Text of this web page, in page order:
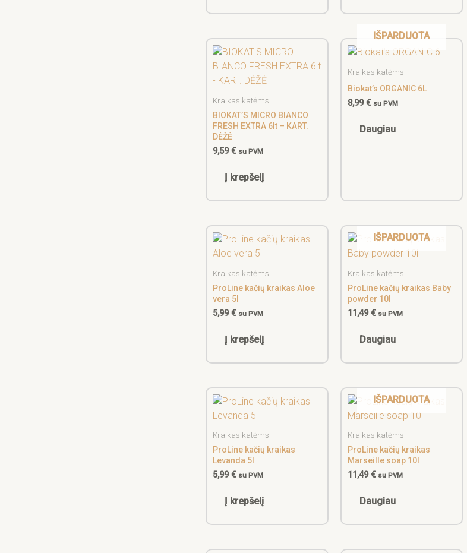
Kraikas katėms
BIOKAT’S MICRO BIANCO
FRESH EXTRA 6lt – KART.
DĖŽĖ
9,59€ su PVM
Į krepšelį
IŠPARDUOTA
Kraikas katėms
Biokat’s ORGANIC 6L
8,99€ su PVM
Daugiau
Kraikas katėms
ProLine kačių kraikas Aloe
vera 5l
5,99€ su PVM
Į krepšelį
IŠPARDUOTA
Kraikas katėms
ProLine kačių kraikas Baby
powder 10l
11,49€ su PVM
Daugiau
Kraikas katėms
ProLine kačių kraikas
Levanda 5l
5,99€ su PVM
Į krepšelį
IŠPARDUOTA
Kraikas katėms
ProLine kačių kraikas
Marseille soap 10l
11,49€ su PVM
Daugiau